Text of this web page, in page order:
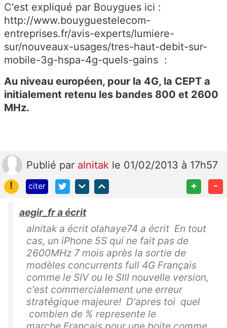
C'est expliqué par Bouygues ici :
http://www.bouyguestelecom-
entreprises.fr/avis-experts/lumiere-
sur/nouveaux-usages/tres-haut-debit-sur-
mobile-3g-hspa-4g-quels-gains :
Au niveau européen, pour la 4G, la CEPT a
initialement retenu les bandes 800 et 2600
MHz.
Publié par alnitak le 01/02/2013 à 17h57
!
citer + -
aegir_fr a écrit
alnitak a écrit olahaye74 a écrit En tout
cas, un iPhone 5S qui ne fait pas de
2600MHz 7 mois après la sortie de
modèles concurrents full 4G Français
comme le SIV ou le SIII nouvelle version,
c'est commercialement une erreur
stratégique majeure! D'apres toi quel
combien de % represente le